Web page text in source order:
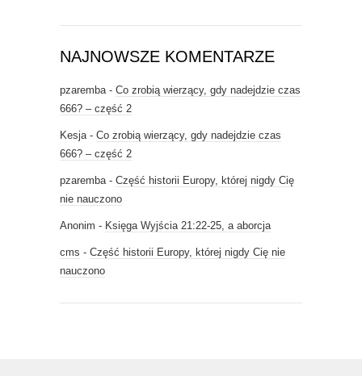
NAJNOWSZE KOMENTARZE
pzaremba- Co zrobią wierzący, gdy nadejdzie czas
666? – część 2
Kesja- Co zrobią wierzący, gdy nadejdzie czas
666? – część 2
pzaremba- Część historii Europy, której nigdy Cię
nie nauczono
Anonim - Księga Wyjścia 21:22-25, a aborcja
cms - Część historii Europy, której nigdy Cię nie
nauczono